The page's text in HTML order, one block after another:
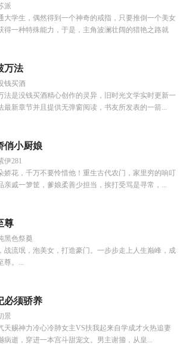
派
大学生，偶然得到一个神奇的戒指，只要推倒一个美女
得一种特殊能力，于是，主角波澜壮阔的猎艳之路就
万法
钱买酒
法是没钱买酒精心创作的灵异，旧时光文学实时更新一
最新章节并且提供无弹窗阅读，书友所发表的一箭...
俏小厨娘
伊281
娇花，千万不要怜惜他！重生古代农门，家里穷的响叮
亲戚一箩筐，爹娘柔善少担当，挨打受骂是寻常，...
尊
黑色祭奠
战流氓，泡美女，打造豪门。一步步走上人生巅峰，成
尊。...
必须骄养
景
天赐神力冷心冷肺女主VS扶我起来自学成才火热追妻
病逝，穿进一本宫斗甜宠文。男主谢籀，从皇...